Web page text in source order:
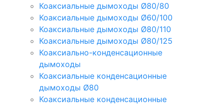
Коаксиальные дымоходы Ø80/80
Коаксиальные дымоходы Ø60/100
Коаксиальные дымоходы Ø80/110
Коаксиальные дымоходы Ø80/125
Коаксиально-конденсационные
дымоходы
Коаксиальные конденсационные
дымоходы Ø80
Коаксиальные конденсационные